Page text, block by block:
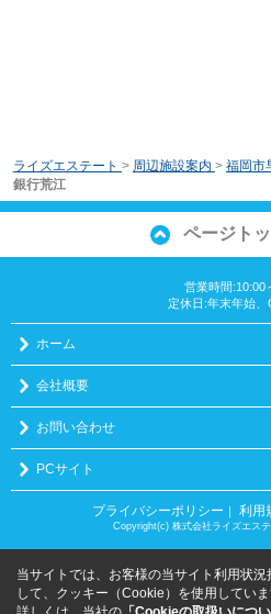
ライズエステート > 周辺施設案内 > 福岡市
銀行荒江
ページト
営業時間:10:00
定休日:年末年始、
ホーム
会社概要
お問い合わせ
PCサイト
プライバシーポリシー ｜ 利用
Copyright(c) 株式会社ライズエス
当サイトでは、お客様の当サイト利用状
して、クッキー（Cookie）を使用していま